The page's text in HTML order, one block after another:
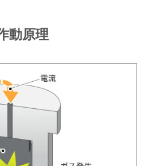
動原理